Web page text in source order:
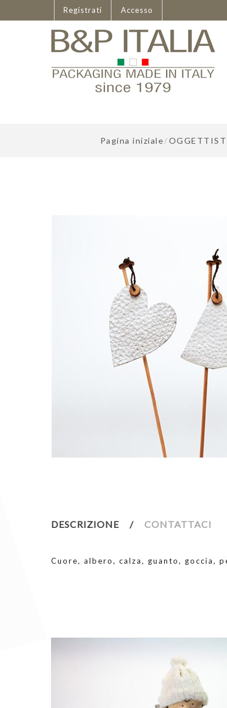
Registrati Accesso
Pagina iniziale/
DESCRIZIONE CONTATTACI
Cuore, albero, calza, guanto, goccia,